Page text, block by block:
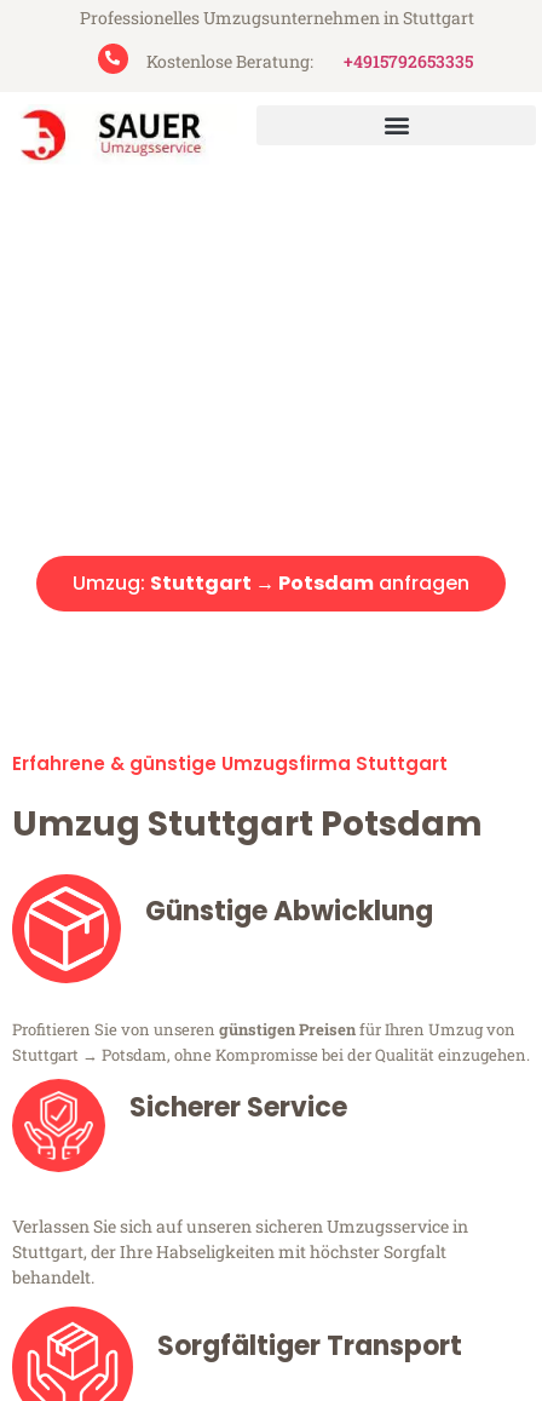
Professionelles Umzugsunternehmen in Stuttgart
Kostenlose Beratung:
+4915792653335
Umzug: Stuttgart → Potsdam anfragen
Erfahrene & günstige Umzugsfirma Stuttgart
Umzug Stuttgart Potsdam
Günstige Abwicklung
Profitieren Sie von unseren günstigen Preisenfür Ihren Umzug von
Stuttgart → Potsdam, ohne Kompromisse bei der Qualität einzugehen.
Sicherer Service
Verlassen Sie sich auf unseren sicheren Umzugsservice in
Stuttgart, der Ihre Habseligkeiten mit höchster Sorgfalt
behandelt.
Sorgfältiger Transport